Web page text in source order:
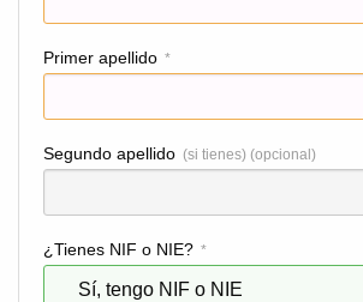
Primer apellido *
Segundo apellido (si tienes) (opcional)
¿Tienes NIF o NIE? *